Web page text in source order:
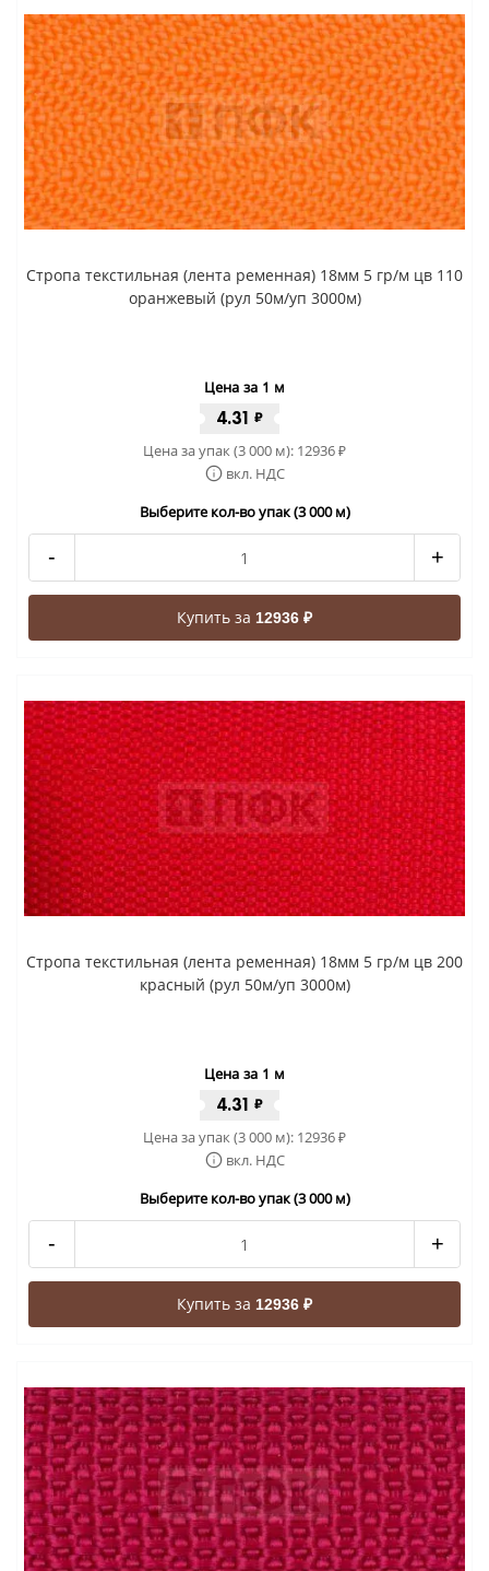
Стропа текстильная (лента ременная) 18мм 5 гр/м цв 110
оранжевый (рул 50м/уп 3000м)
Цена за 1 м
4.31 ₽
Цена за упак (3 000 м): 12936₽
вкл. НДС
Выберите кол-во упак (3 000 м)
- +
Купить за 12936 ₽
Стропа текстильная (лента ременная) 18мм 5 гр/м цв 200
красный (рул 50м/уп 3000м)
Цена за 1 м
4.31 ₽
Цена за упак (3 000 м): 12936₽
вкл. НДС
Выберите кол-во упак (3 000 м)
- +
Купить за 12936 ₽